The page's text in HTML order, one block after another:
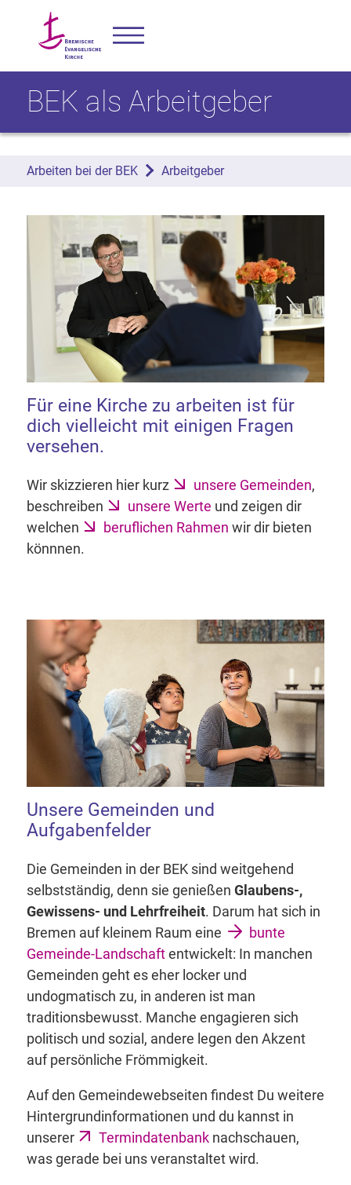
BEK als Arbeitgeber
Arbeiten bei der BEK Arbeitgeber
Für eine Kirche zu arbeiten ist für
dich vielleicht mit einigen Fragen
versehen.
Wir skizzieren hier kurz unsere Gemeinden,
beschreiben
unsere Werte und zeigen dir
welchen
beruflichen Rahmen wir dir bieten
könnnen.
Unsere Gemeinden und
Aufgabenfelder
Die Gemeinden in der BEK sind weitgehend
selbstständig, denn sie genießen Glaubens-,
Gewissens- und Lehrfreiheit. Darum hat sich in
Bremen auf kleinem Raum eine
bunte
Gemeinde-Landschaftentwickelt: In manchen
Gemeinden geht es eher locker und
undogmatisch zu, in anderen ist man
traditionsbewusst. Manche engagieren sich
politisch und sozial, andere legen den Akzent
auf persönliche Frömmigkeit.
Auf den Gemeindewebseiten findest Du weitere
Hintergrundinformationen und du kannst in
unserer
Termindatenbanknachschauen,
was gerade bei uns veranstaltet wird.